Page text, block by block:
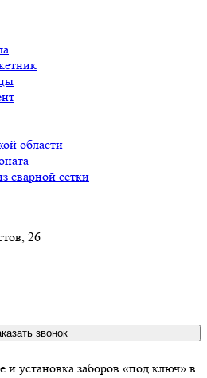
области
сварной сетки
26
звонок
и установка заборов «под ключ» в